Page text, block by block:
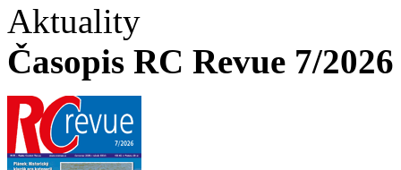
Aktuality
Časopis RC Revue 7/